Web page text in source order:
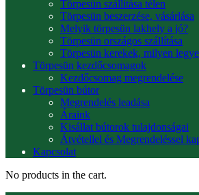
Törpesün szállítása télen
Törpesün beszerzése, vásárlása
Melyik törpesün lakhely a jó?
Törpesün országos szállítása
Törpesün kerekek, milyen
Törpesün kezdőcsomagok
Kezdőcsomag megrendelése
Törpesün bútor
Megrendelés leadása
Áraink
Kisállat bútorok tulajdonságai
Átvétellel és Megrendeléssel
Kapcsolat
No products in the cart.